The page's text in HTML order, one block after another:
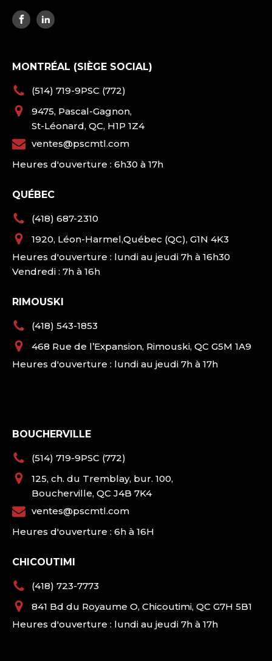
MONTRÉAL (SIÈGE SOCIAL)
(514) 719-9PSC (772)
9475, Pascal-Gagnon,
St-Léonard, QC, H1P 1Z4
ventes@pscmtl.com
Heures d'ouverture : 6h30 à 17h
QUÉBEC
(418) 687-2310
1920, Léon-Harmel,Québec (QC), G1N 4K3
Heures d'ouverture : lundi au jeudi 7h à 16h30
Vendredi : 7h à 16h
RIMOUSKI
(418) 543-1853
468 Rue de l’Expansion, Rimouski, QC G5M 1A9
Heures d'ouverture : lundi au jeudi 7h à 17h
BOUCHERVILLE
(514) 719-9PSC (772)
125, ch. du Tremblay, bur. 100,
Boucherville, QC J4B 7K4
ventes@pscmtl.com
Heures d'ouverture : 6h à 16H
CHICOUTIMI
(418) 723-7773
841 Bd du Royaume O, Chicoutimi, QC G7H 5B1
Heures d'ouverture : lundi au jeudi 7h à 17h